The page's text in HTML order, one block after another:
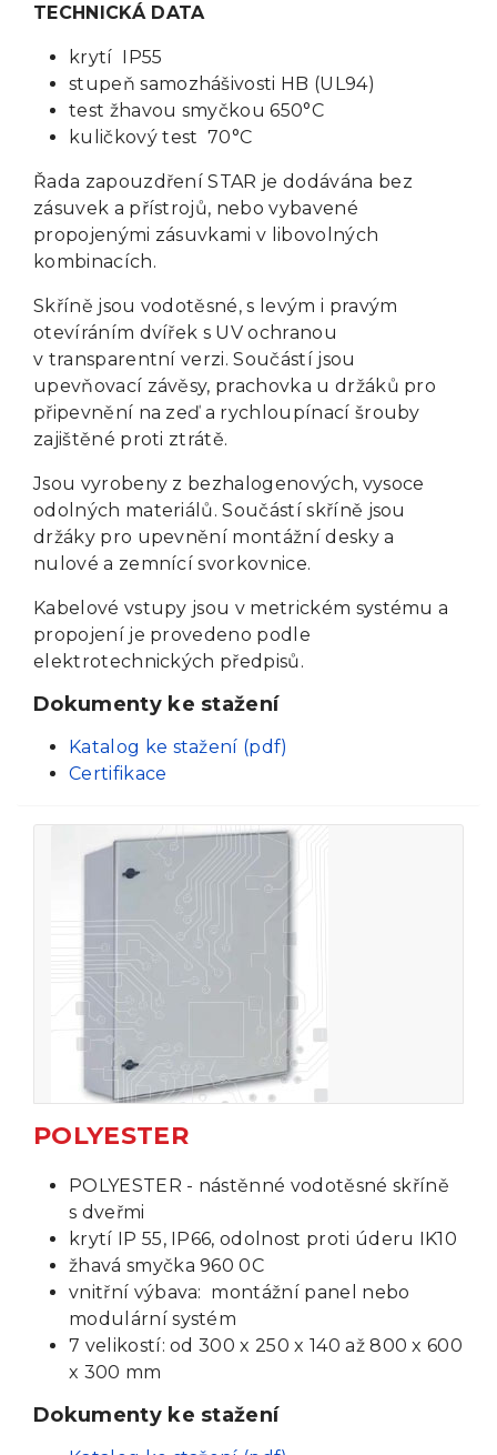
TECHNICKÁ DATA
krytí IP55
stupeň samozhášivosti HB (UL94)
test žhavou smyčkou 650°C
kuličkový test 70°C
Řada zapouzdření STAR je dodávána bez
zásuvek a přístrojů, nebo vybavené
propojenými zásuvkami v libovolných
kombinacích.
Skříně jsou vodotěsné, s levým i pravým
otevíráním dvířek s UV ochranou
v transparentní verzi. Součástí jsou
upevňovací závěsy, prachovka u držáků pro
připevnění na zeď a rychloupínací šrouby
zajištěné proti ztrátě.
Jsou vyrobeny z bezhalogenových, vysoce
odolných materiálů. Součástí skříně jsou
držáky pro upevnění montážní desky a
nulové a zemnící svorkovnice.
Kabelové vstupy jsou v metrickém systému a
propojení je provedeno podle
elektrotechnických předpisů.
Dokumenty ke stažení
Katalog ke stažení (pdf)
Certifikace
POLYESTER
POLYESTER - nástěnné vodotěsné skříně
s dveřmi
krytí IP 55, IP66, odolnost proti úderu IK10
žhavá smyčka 960 0C
vnitřní výbava: montážní panel nebo
modulární systém
7 velikostí: od 300 x 250 x 140 až 800 x 600
x 300 mm
Dokumenty ke stažení